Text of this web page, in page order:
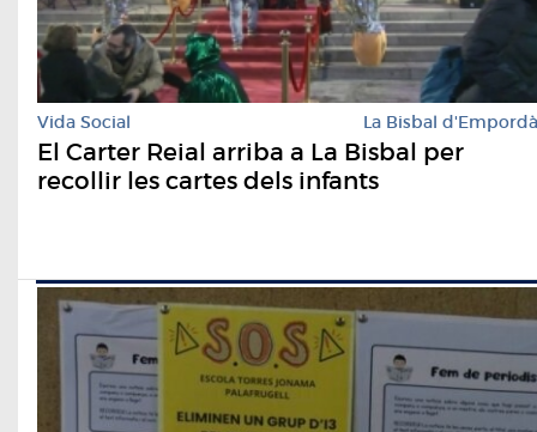
Vida Social La Bisbal d'Empordà
El Carter Reial arriba a La Bisbal per
recollir les cartes dels infants